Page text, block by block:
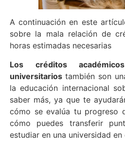
A continuación en este
sobre la mala relación de
horas estimadas necesarias
Los créditos
universitarios también son
la educación internacional
saber más, ya que te
cómo se evalúa tu progreso
cómo puedes transferir
estudiar en una universidad